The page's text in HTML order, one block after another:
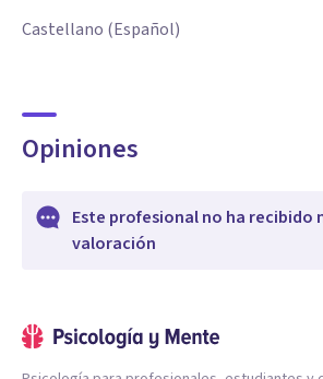
Castellano (Español)
Opiniones
Este profesional no ha recibido
valoración